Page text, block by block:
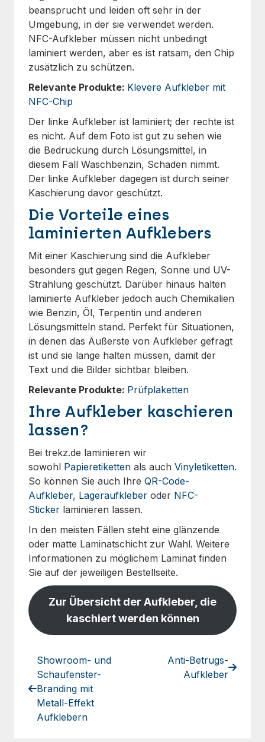
beansprucht und leiden oft sehr in der
Umgebung, in der sie verwendet werden.
NFC-Aufkleber müssen nicht unbedingt
laminiert werden, aber es ist ratsam, den Chip
zusätzlich zu schützen.
Relevante Produkte: Klevere Aufkleber mit
NFC-Chip
Der linke Aufkleber ist laminiert; der rechte ist
es nicht. Auf dem Foto ist gut zu sehen wie
die Bedruckung durch Lösungsmittel, in
diesem Fall Waschbenzin, Schaden nimmt.
Der linke Aufkleber dagegen ist durch seiner
Kaschierung davor geschützt.
Die Vorteile eines
laminierten Aufklebers
Mit einer Kaschierung sind die Aufkleber
besonders gut gegen Regen, Sonne und UV-
Strahlung geschützt. Darüber hinaus halten
laminierte Aufkleber jedoch auch Chemikalien
wie Benzin, Öl, Terpentin und anderen
Lösungsmitteln stand. Perfekt für Situationen,
in denen das Äußerste von Aufkleber gefragt
ist und sie lange halten müssen, damit der
Text und die Bilder sichtbar bleiben.
Relevante Produkte: Prüfplaketten
Ihre Aufkleber kaschieren
lassen?
Bei trekz.de laminieren wir
sowohl Papieretiketten als auch Vinyletiketten.
So können Sie auch Ihre QR-Code-
Aufkleber, Lageraufkleber oder NFC-
Sticker laminieren lassen.
In den meisten Fällen steht eine glänzende
oder matte Laminatschicht zur Wahl. Weitere
Informationen zu möglichem Laminat finden
Sie auf der jeweiligen Bestellseite.
Zur Übersicht der Aufkleber, die
kaschiert werden können
Showroom- und
Schaufenster-
Branding mit
Metall-Effekt
Aufklebern
Anti-Betrugs-
Aufkleber